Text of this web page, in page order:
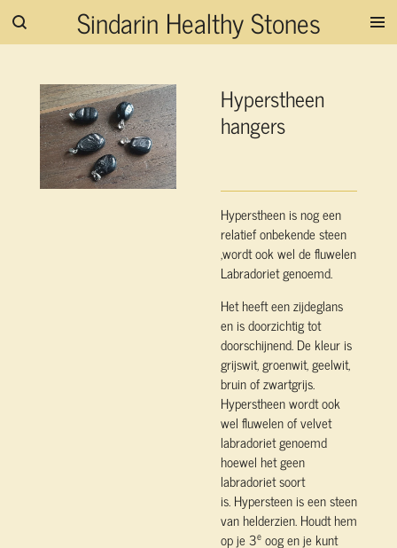
Ga
hoofdinhoud
Sindarin Healthy Stones
Hyperstheen
hangers
Hyperstheen is nog een
relatief onbekende steen
,wordt ook wel de fluwelen
Labradoriet genoemd.
Het heeft een zijdeglans
en is doorzichtig tot
doorschijnend. De kleur is
grijswit, groenwit, geelwit,
bruin of zwartgrijs.
Hyperstheen wordt ook
wel fluwelen of velvet
labradoriet genoemd
hoewel het geen
labradoriet soort
is. Hypersteen is een steen
van helderzien. Houdt hem
op je 3e oog en je kunt